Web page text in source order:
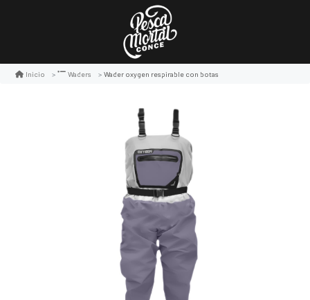
Inicio Waders Wader oxygen respirable con botas